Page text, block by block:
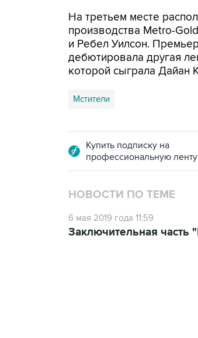
На третьем месте
производства Metro-
и Ребел Уилсон.
дебютировала другая
которой сыграла Дайан
Мстители
Купить подписку на
профессиональную ленту
НОВОСТИ ПО ТЕМЕ
6 мая 2019 года 11:59
Заключительная часть